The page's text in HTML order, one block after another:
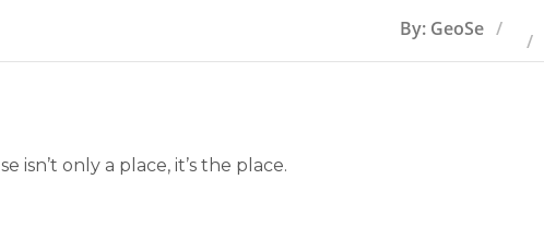
By: GeoSe
isn’t only a place, it’s the place.